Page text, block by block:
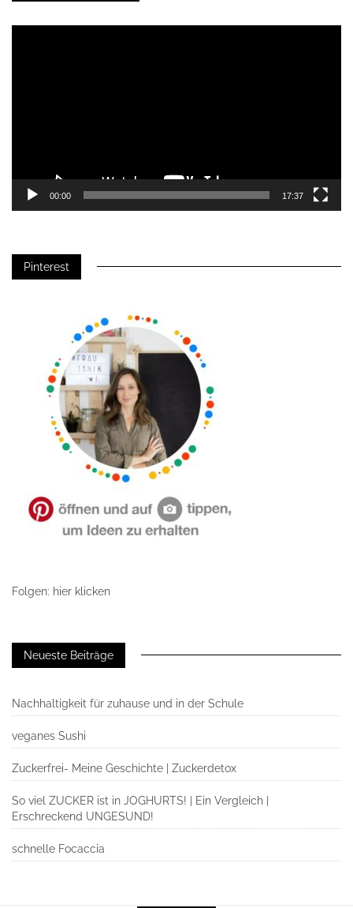
00:00 17:37
Pinterest
Folgen: hier klicken
Neueste Beiträge
Nachhaltigkeit für zuhause und in der Schule
veganes Sushi
Zuckerfrei- Meine Geschichte | Zuckerdetox
So viel ZUCKER ist in JOGHURTS! | Ein Vergleich |
Erschreckend UNGESUND!
schnelle Focaccia